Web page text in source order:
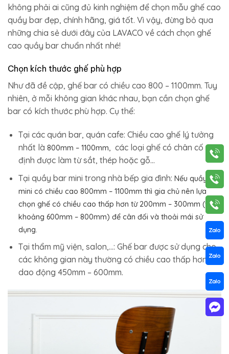
không phải ai cũng đủ kinh nghiệm để chọn mẫu ghế cao
quầy bar đẹp, chính hãng, giá tốt. Vì vậy, đừng bỏ qua
những chia sẻ dưới đây của LAVACO về cách chọn ghế
cao quầy bar chuẩn nhất nhé!
Chọn kích thước ghế phù hợp
Như đã đề cập, ghế bar có chiều cao 800 – 1100mm. Tuy
nhiên, ở mỗi không gian khác nhau, bạn cần chọn ghế
bar có kích thước phù hợp. Cụ thể:
Tại các quán bar, quán cafe: Chiều cao ghế lý tưởng
nhất là 800mm – 1100mm, các loại ghế có chân cố
định được làm từ sắt, thép hoặc gỗ…
Tại quầy bar mini trong nhà bếp gia đình: Nếu quầy bar
mini có chiều cao 800mm – 1100mm thì gia chủ nên lựa
chọn ghế có chiều cao thấp hơn từ 200mm – 300mm (vào
khoảng 600mm – 800mm) để cân đối và thoải mái sử
dụng.
Tại thẩm mỹ viện, salon,…: Ghế bar được sử dụng cho
các không gian này thường có chiều cao thấp hơn,
dao động 450mm – 600mm.